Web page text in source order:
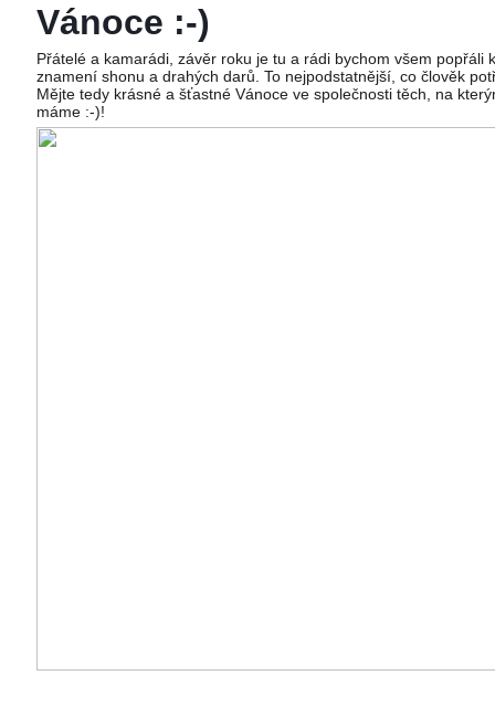
Vánoce :-)
Přátelé a kamarádi, závěr roku je tu a rádi bychom všem
znamení shonu a drahých darů. To nejpodstatnější, co člověk
Mějte tedy krásné a šťastné Vánoce ve společnosti těch, na
máme :-)!